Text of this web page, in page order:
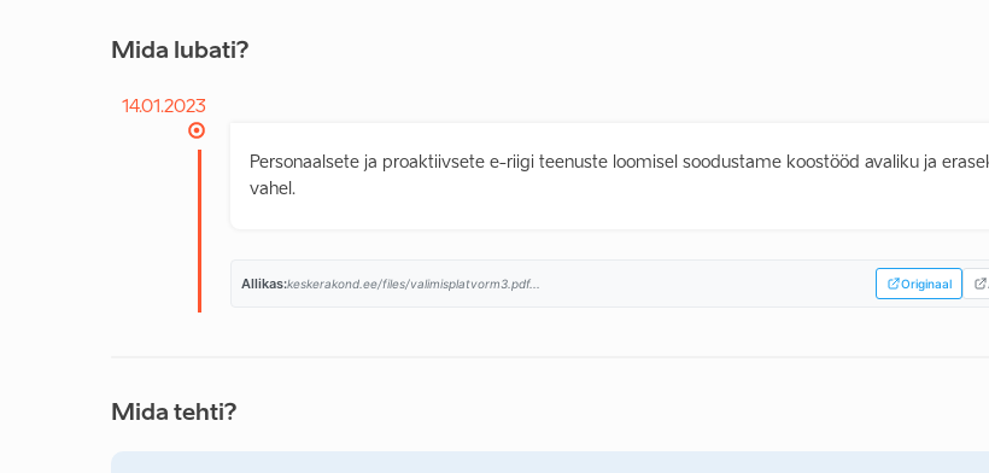
Mida lubati?
14.01.2023
Personaalsete ja proaktiivsete e-riigi teenuste loomisel soodustame koostööd avaliku ja
vahel.
Allikas:keskerakond.ee/files/valimisplatvorm3.pdf... Originaal
Mida tehti?